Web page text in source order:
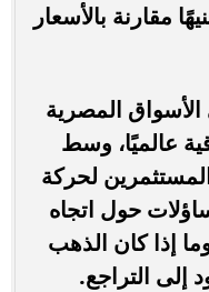
للبيع، بزيادة قدرها 25 جنيهًا مقارنة بالأسعار
المصرية
عالميًا، وسط
لحركة
حول اتجاه
إذا كان الذهب
إلى التراجع.